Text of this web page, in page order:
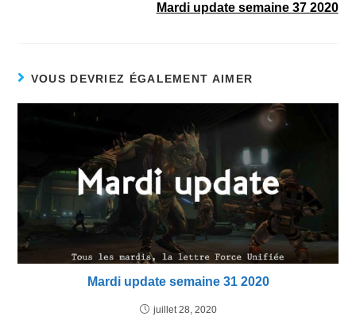
Mardi update semaine 37 2020
VOUS DEVRIEZ ÉGALEMENT AIMER
Mardi update semaine 31 2020
juillet 28, 2020